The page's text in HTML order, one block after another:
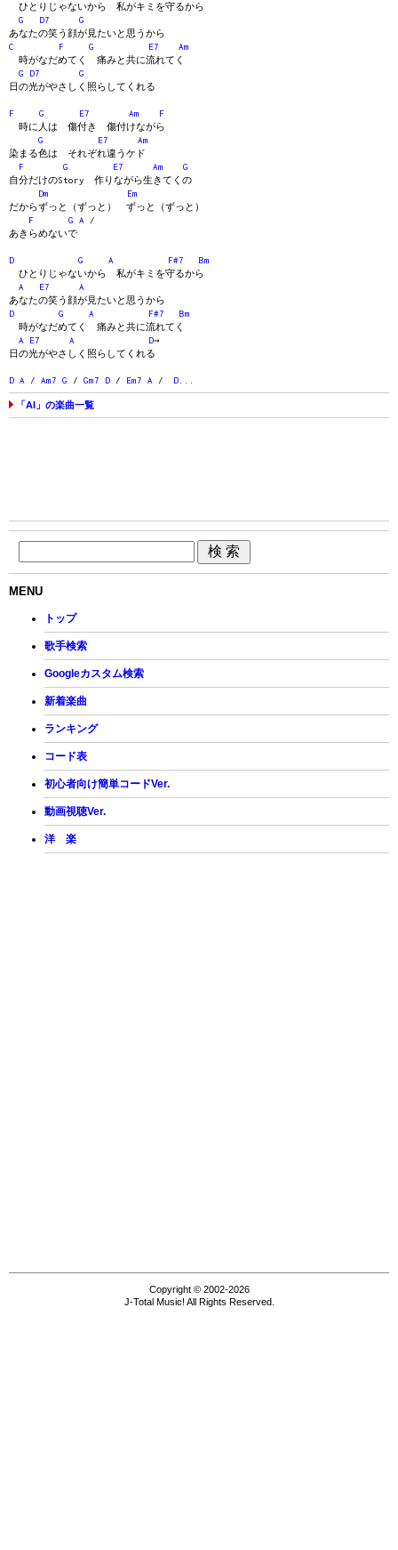
ひとりじゃないから 私がキミを守るから
G
D7
G
あなたの笑う顔が見たいと思うから
C
F G E7
Am
時がなだめてく 痛みと共に流れてく
G
D7
G
日の光がやさしく照らしてくれる
F G E7 Am
F
時に人は 傷付き 傷付けながら
G
E7
Am
染まる色は それぞれ違うケド
F
G E7 Am
G
自分だけのStory 作りながら生きてくの
Dm
Em
だからずっと（ずっと） ずっと（ずっと）
F
G A /
あきらめないで
D G A F#7
Bm
ひとりじゃないから 私がキミを守るから
A
E7
A
あなたの笑う顔が見たいと思うから
D
G A F#7
Bm
時がなだめてく 痛みと共に流れてく
A
E7 A D→
日の光がやさしく照らしてくれる
D A / Am7 G / Gm7 D / Em7 A / D...
「AI」の楽曲一覧
MENU
トップ
歌手検索
Googleカスタム検索
新着楽曲
ランキング
コード表
初心者向け簡単コードVer.
動画視聴Ver.
洋 楽
Copyright © 2002-2026
J-Total Music! All Rights Reserved.